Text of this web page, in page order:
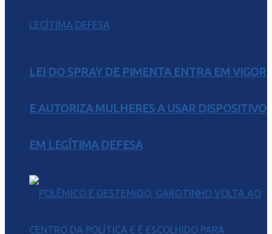
LEI DO SPRAY DE PIMENTA ENTRA EM VIGOR
E AUTORIZA MULHERES A USAR DISPOSITIVO
EM LEGÍTIMA DEFESA